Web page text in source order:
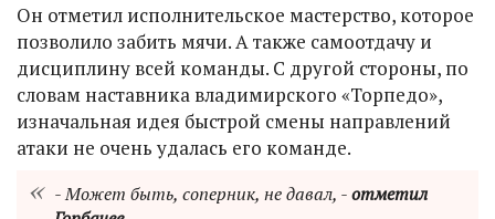
Он отметил исполнительское мастерство, которое
позволило забить мячи. А также самоотдачу и
дисциплину всей команды. С другой стороны, по
словам наставника владимирского «Торпедо»,
изначальная идея быстрой смены направлений
атаки не очень удалась его команде.
- Может быть, соперник, не давал, -отметил